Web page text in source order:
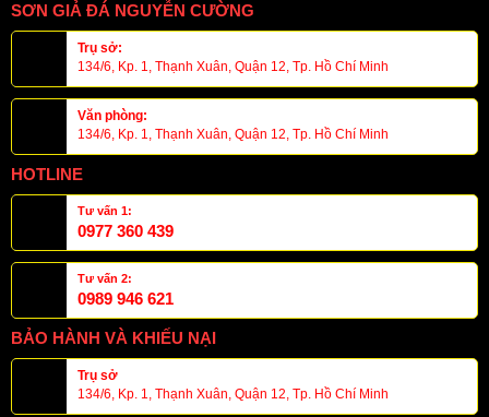
SƠN GIẢ ĐÁ NGUYỄN CƯỜNG
Trụ sở:
134/6, Kp. 1, Thạnh Xuân, Quận 12, Tp. Hồ Chí Minh
Văn phòng:
134/6, Kp. 1, Thạnh Xuân, Quận 12, Tp. Hồ Chí Minh
HOTLINE
Tư vấn 1:
0977 360 439
Tư vấn 2:
0989 946 621
BẢO HÀNH VÀ KHIẾU NẠI
Trụ sở
134/6, Kp. 1, Thạnh Xuân, Quận 12, Tp. Hồ Chí Minh